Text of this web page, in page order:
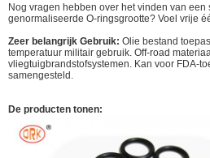
Nog vragen hebben over het vinden van een
genormaliseerde O-ringsgrootte? Voel vrije
Zeer belangrijk Gebruik: Olie bestand
temperatuur militair gebruik. Off-road
vliegtuigbrandstofsystemen. Kan voor FDA-
samengesteld.
De producten tonen: